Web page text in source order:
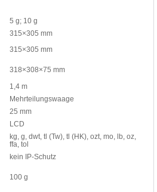
5 g; 10 g
315×305 mm
315×305 mm
318×308×75 mm
1,4 m
Mehrteilungswaage
25 mm
LCD
kg, g, dwt, tl (Tw), tl (HK), ozt, mo, lb, oz,
ffa, tol
kein IP-Schutz
100 g